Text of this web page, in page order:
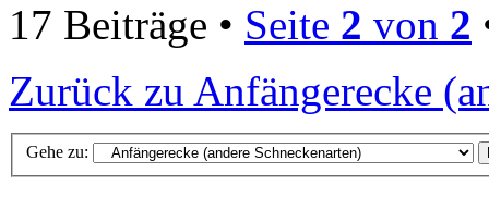
17 Beiträge • Seite 2 von 2
Zurück zu Anfängerecke
Gehe zu: